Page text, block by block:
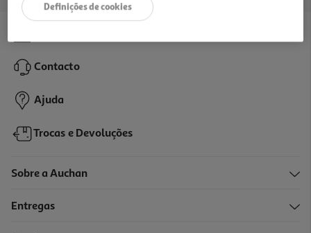
Contacto
Ajuda
Trocas e Devoluções
Sobre a Auchan
Entregas
Definições de cookies